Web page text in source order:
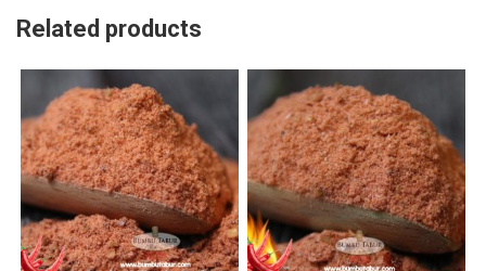
Related products